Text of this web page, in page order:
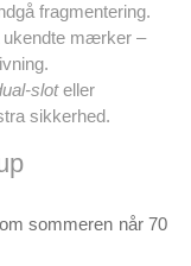
fragmentering.
ukendte mærker –
sloteller
sikkerhed.
sommeren når 70